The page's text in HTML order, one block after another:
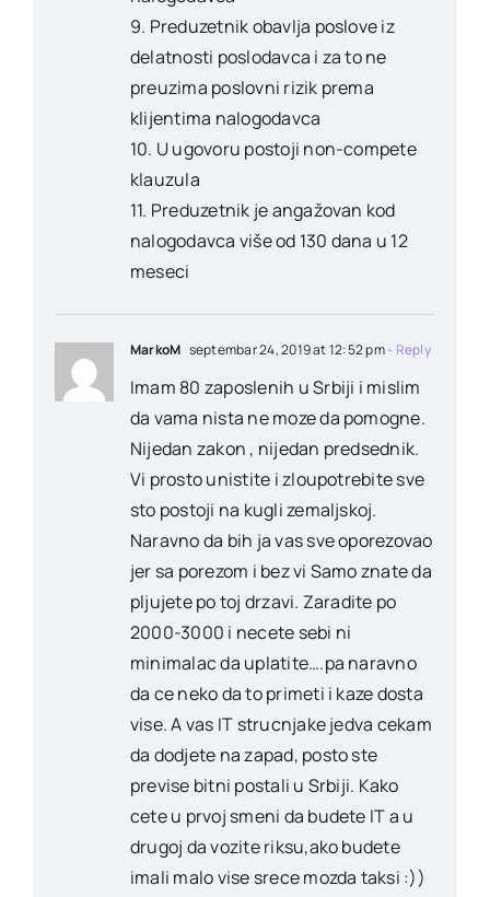
9. Preduzetnik obavlja poslove iz
delatnosti poslodavca i za to ne
preuzima poslovni rizik prema
klijentima nalogodavca
10. U ugovoru postoji non-compete
klauzula
11. Preduzetnik je angažovan kod
nalogodavca više od 130 dana u 12
meseci
MarkoM septembar 24, 2019 at 12:52 pm- Reply
Imam 80 zaposlenih u Srbiji i mislim
da vama nista ne moze da pomogne.
Nijedan zakon , nijedan predsednik.
Vi prosto unistite i zloupotrebite sve
sto postoji na kugli zemaljskoj.
Naravno da bih ja vas sve oporezovao
jer sa porezom i bez vi Samo znate da
pljujete po toj drzavi. Zaradite po
2000-3000 i necete sebi ni
minimalac da uplatite….pa naravno
da ce neko da to primeti i kaze dosta
vise. A vas IT strucnjake jedva cekam
da dodjete na zapad, posto ste
previse bitni postali u Srbiji. Kako
cete u prvoj smeni da budete IT a u
drugoj da vozite riksu,ako budete
imali malo vise srece mozda taksi :))